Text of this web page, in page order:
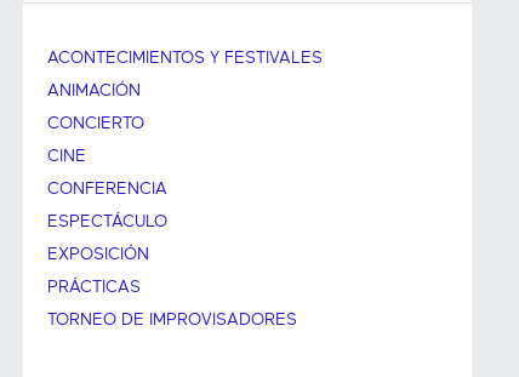
ACONTECIMIENTOS Y FESTIVALES
ANIMACIÓN
CONCIERTO
CINE
CONFERENCIA
ESPECTÁCULO
EXPOSICIÓN
PRÁCTICAS
TORNEO DE IMPROVISADORES